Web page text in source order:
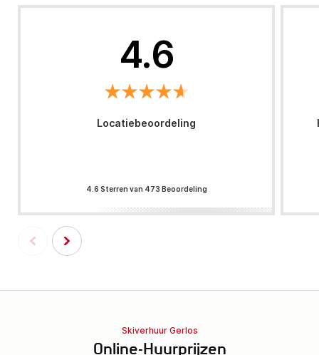
4.6
Locatiebeoordeling
4.6 Sterren van 473 Beoordeling
Skiverhuur Gerlos
Online-Huurprijzen